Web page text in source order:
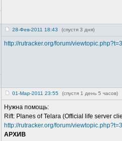
28-Фев-2011 18:43 (спустя 3 дня)
http://rutracker.org/forum/
01-Мар-2011 23:55 (спустя 1 день 5 часов)
Нужна помощь:
Rift: Planes of Telara (Official life server
http://rutracker.org/forum/
АРХИВ